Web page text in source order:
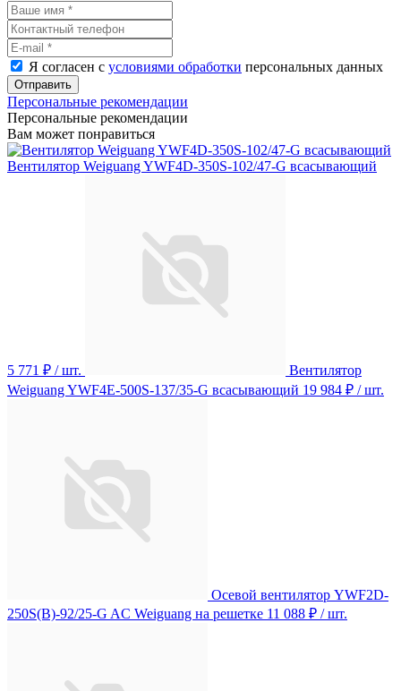
Я согласен с условиями обработки персональных данных
Отправить
Персональные рекомендации
Персональные рекомендации
Вам может понравиться
Вентилятор Weiguang YWF4D-350S-102/47-G всасывающий
5 771 ₽ / шт.
Вентилятор
Weiguang YWF4E-500S-137/35-G всасывающий 19 984 ₽ / шт.
Осевой вентилятор YWF2D-
250S(B)-92/25-G AC Weiguang на решетке 11 088 ₽ / шт.